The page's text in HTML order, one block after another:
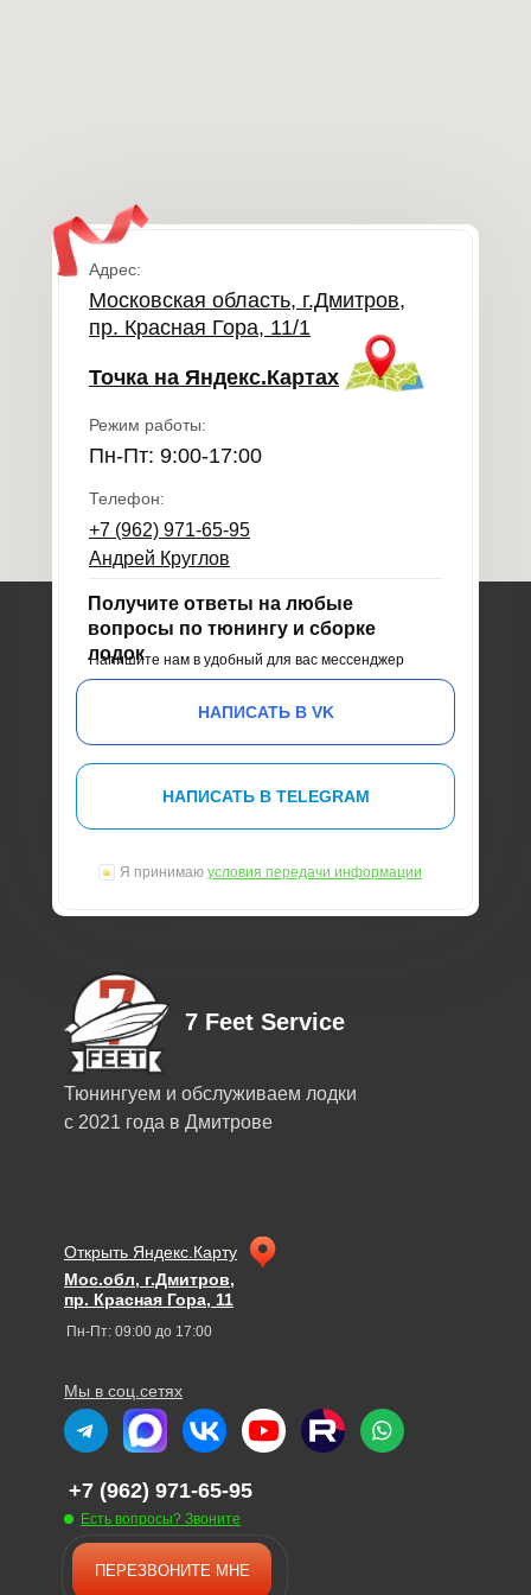
Напишите нам в удобный для вас мессенджер
Получите ответы на любые
вопросы по тюнингу и сборке
лодок
+7 (962) 971-65-95
Я принимаю условия передачи информации
+7 (962) 971-65-95
Андрей Круглов
Адрес:
Точка на Яндекс.Картах
Есть вопросы? Звоните
Пн-Пт: 09:00 до 17:00
Мы в соц.сетях
Открыть Яндекс.Карту
Мос.обл, г.Дмитров,
пр. Красная Гора, 11
Московская область, г.Дмитров,
пр. Красная Гора, 11/1
Режим работы:
Пн-Пт: 9:00-17:00
Телефон:
Тюнингуем и обслуживаем лодки
с 2021 года в Дмитрове
7 Feet Service
ПЕРЕЗВОНИТЕ МНЕ
НАПИСАТЬ В TELEGRAM
НАПИСАТЬ В VK